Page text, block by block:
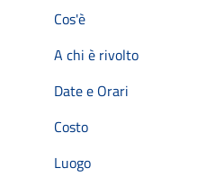
Cos'è
A chi è rivolto
Date e Orari
Costo
Luogo